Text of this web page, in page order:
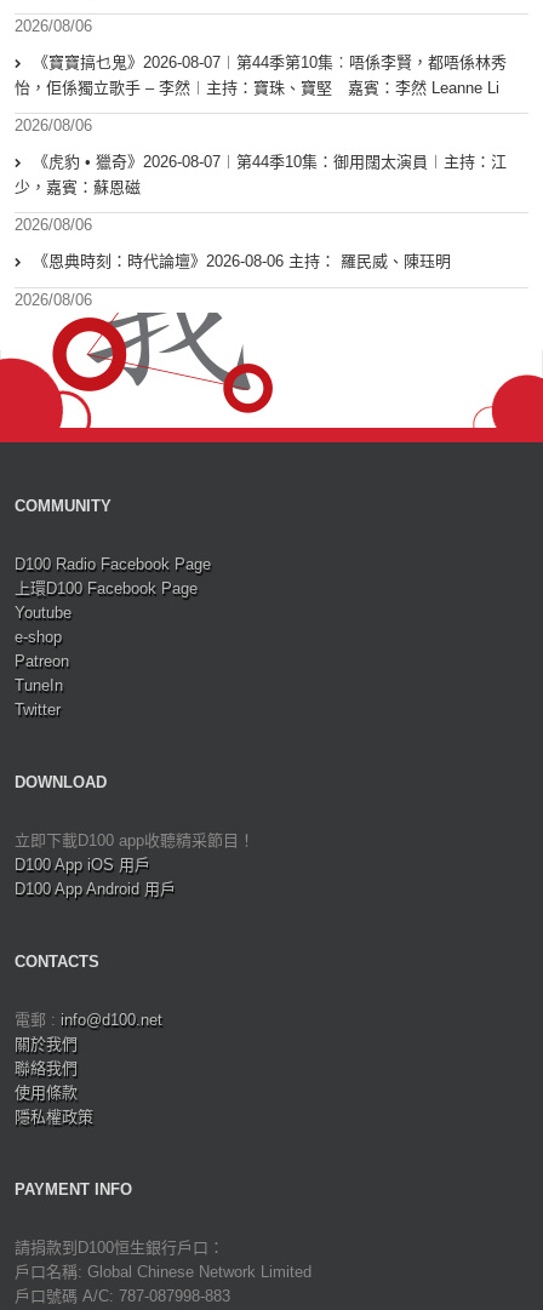
2026/08/06
《寶寶搞乜鬼》2026-08-07︱第44季第10集︰唔係李賢，都唔係林秀
怡，佢係獨立歌手 – 李然︱主持：寶珠、寶堅 嘉賓：李然 Leanne Li
2026/08/06
《虎豹 • 獵奇》2026-08-07︱第44季10集：御用闊太演員︱主持：江
少，嘉賓：蘇恩磁
2026/08/06
《恩典時刻：時代論壇》2026-08-06 主持： 羅民威、陳珏明
2026/08/06
COMMUNITY
D100 Radio Facebook Page
上環D100 Facebook Page
Youtube
e-shop
Patreon
TuneIn
Twitter
DOWNLOAD
立即下載D100 app收聽精采節目！
D100 App iOS 用戶
D100 App Android 用戶
CONTACTS
電郵 : info@d100.net
關於我們
聯絡我們
使用條款
隱私權政策
PAYMENT INFO
請捐款到D100恒生銀行戶口：
戶口名稱: Global Chinese Network Limited
戶口號碼 A/C: 787-087998-883